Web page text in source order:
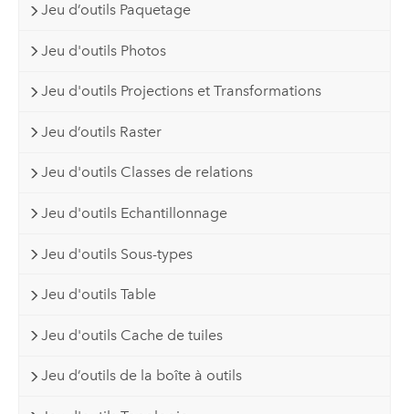
Jeu d’outils Paquetage
Jeu d'outils Photos
Jeu d'outils Projections et Transformations
Jeu d’outils Raster
Jeu d'outils Classes de relations
Jeu d'outils Echantillonnage
Jeu d'outils Sous-types
Jeu d'outils Table
Jeu d'outils Cache de tuiles
Jeu d’outils de la boîte à outils